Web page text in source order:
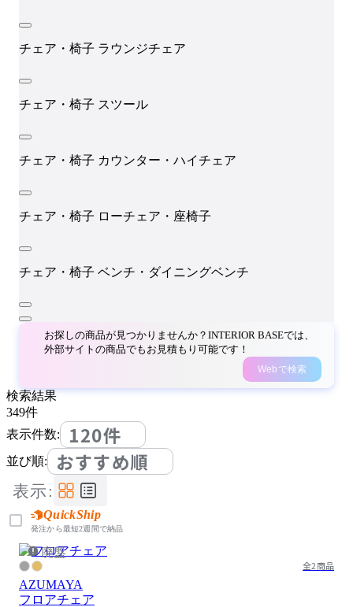
チェア・椅子 ラウンジチェア
チェア・椅子 スツール
チェア・椅子 カウンター・ハイチェア
チェア・椅子 ローチェア・座椅子
チェア・椅子 ベンチ・ダイニングベンチ
お探しの商品が見つかりませんか？INTERIOR BASEでは、
外部サイトの商品でもお見積もり可能です！
Webで検索
検索結果
349件
表示件数:
120件
並び順: おすすめ順
表示:
QuickShip
発注から最短2週間で納品
廃盤
全2商品
AZUMAYA
フロアチェア